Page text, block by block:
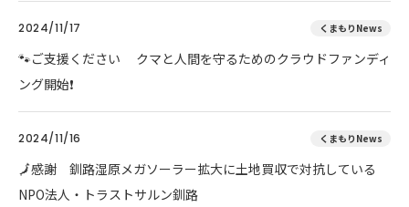
2024/11/17 くまもりNews
🐾ご支援ください クマと人間を守るためのクラウドファンディ
ング開始❗
2024/11/16 くまもりNews
🗾感謝 釧路湿原メガソーラー拡大に土地買収で対抗している
NPO法人・トラストサルン釧路